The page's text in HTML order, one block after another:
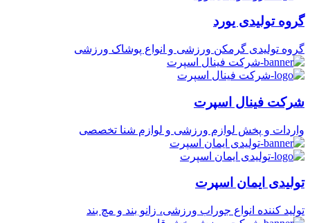
گروه تولیدی یورد
گروه تولیدی گرمکن ورزشی و انواع پوشاک ورزشی
شرکت فینال اسپرت
واردات و پخش لوازم ورزشی و لوازم شنا تخصصی
تولیدی ایمان اسپرت
تولید کننده انواع جوراب ورزشی، زانو بند و مچ بند